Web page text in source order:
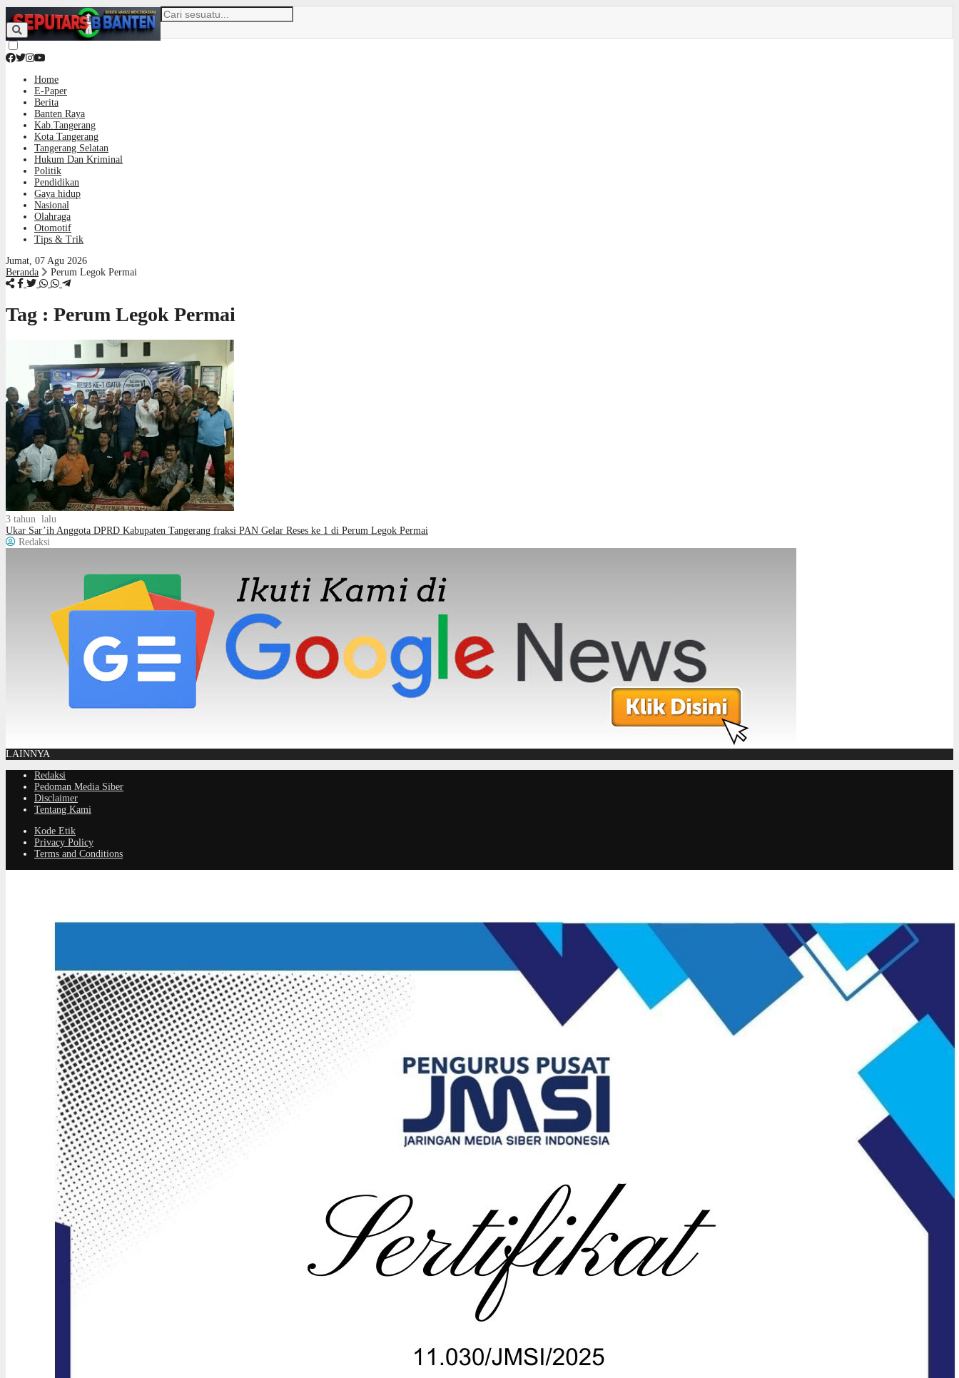
Home
E-Paper
Berita
Banten Raya
Kab.Tangerang
Kota Tangerang
Tangerang Selatan
Hukum Dan Kriminal
Politik
Pendidikan
Gaya hidup
Nasional
Olahraga
Otomotif
Tips & Trik
Jumat, 07 Agu 2026
Beranda
Perum Legok Permai
Tag : Perum Legok Permai
3 tahun lalu
Ukar Sar’ih Anggota DPRD Kabupaten Tangerang fraksi PAN Gelar Reses ke 1 di Perum Legok Permai
Redaksi
LAINNYA
Redaksi
Pedoman Media Siber
Disclaimer
Tentang Kami
Kode Etik
Privacy Policy
Terms and Conditions